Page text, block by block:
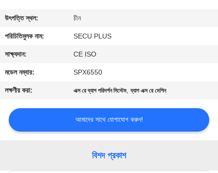
যোগাযোগ
করুন
খবর
উদ্ধৃতির
জন্য
উৎপত্তি স্থল: চীন
পরিচিতিমুলক নাম: SECU PLUS
সাক্ষ্যদান: CE ISO
মডেল নম্বার: SPX6550
লক্ষণীয় করা: এক্স রে ব্যাগ পরিদর্শন সিস্টেম,ব্যাগ এক্স রে মেশিন
আমাদের সাথে যোগাযোগ করুন!
বিশদ প্রকাশ